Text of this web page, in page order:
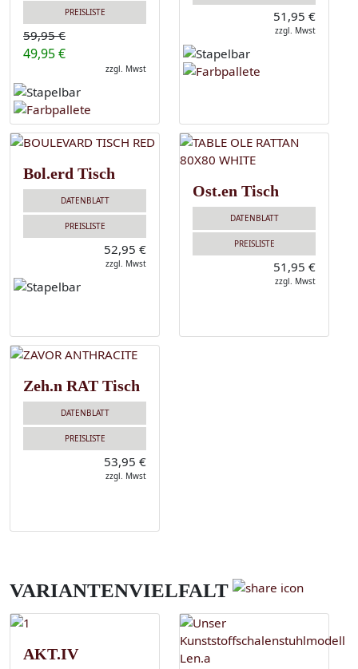
PREISLISTE
59,95 €
49,95 €
zzgl. Mwst
51,95 €
zzgl. Mwst
Bol.erd Tisch
DATENBLATT
PREISLISTE
52,95 €
zzgl. Mwst
Ost.en Tisch
DATENBLATT
PREISLISTE
51,95 €
zzgl. Mwst
Zeh.n RAT Tisch
DATENBLATT
PREISLISTE
53,95 €
zzgl. Mwst
VARIANTENVIELFALT
AKT.IV